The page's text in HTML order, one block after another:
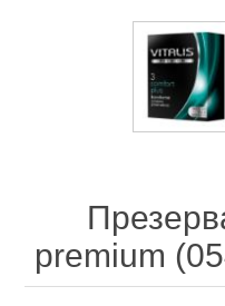
premium